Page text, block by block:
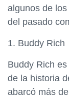
algunos de
del pasado
1. Buddy Rich
Buddy Rich
de la historia
abarcó más